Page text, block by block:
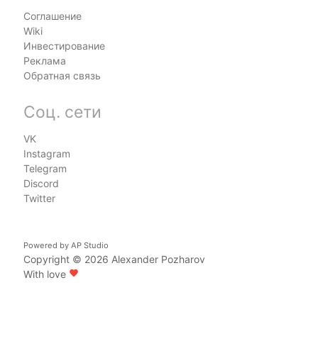
Соглашение
Wiki
Инвестирование
Реклама
Обратная связь
Соц. сети
VK
Instagram
Telegram
Discord
Twitter
Powered by AP Studio
Copyright © 2026 Alexander Pozharov
With love favorite